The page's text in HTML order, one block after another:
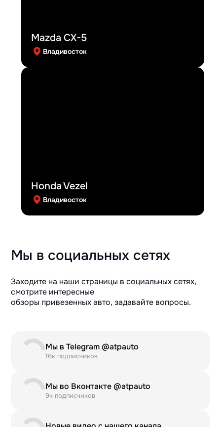
Mazda CX-5
Владивосток
Honda Vezel
Владивосток
Мы в социальных сетях
Заходите на наши страницы в социальных сетях,
смотрите интересные
обзоры привезенных авто, задавайте вопросы.
Мы в Telegram @atpauto
16к подписчиков
Мы во Вконтакте @atpauto
9к подписчиков